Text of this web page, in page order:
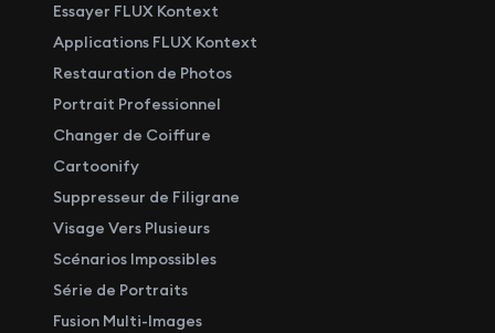
Essayer FLUX Kontext
Applications FLUX Kontext
Restauration de Photos
Portrait Professionnel
Changer de Coiffure
Cartoonify
Suppresseur de Filigrane
Visage Vers Plusieurs
Scénarios Impossibles
Série de Portraits
Fusion Multi-Images